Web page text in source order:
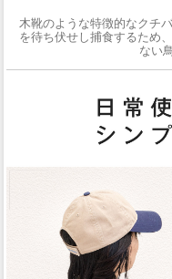
木靴のような特徴的なクチ
を待ち伏せし捕食するため
ない